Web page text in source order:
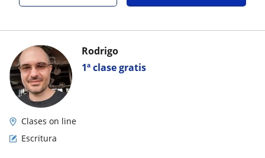
1ª clase gratis
Rodrigo
Clases on line
Escritura